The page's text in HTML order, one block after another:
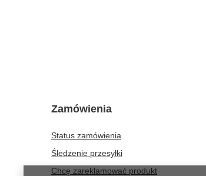
Zamówienia
Status zamówienia
Śledzenie przesyłki
Chcę zareklamować produkt